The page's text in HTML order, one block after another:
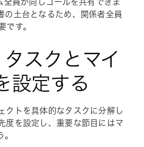
の土台となるため、関係者全員
です。
スクとマイ
設定する
クトを具体的なタスクに分解し
度を設定し、重要な節目にはマ